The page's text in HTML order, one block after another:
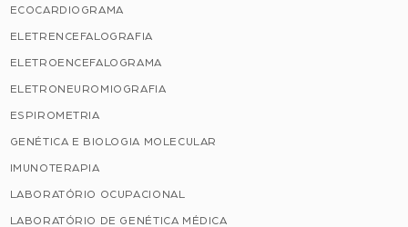
ECOCARDIOGRAMA
ELETRENCEFALOGRAFIA
ELETROENCEFALOGRAMA
ELETRONEUROMIOGRAFIA
ESPIROMETRIA
GENÉTICA E BIOLOGIA MOLECULAR
IMUNOTERAPIA
LABORATÓRIO OCUPACIONAL
LABORATÓRIO DE GENÉTICA MÉDICA